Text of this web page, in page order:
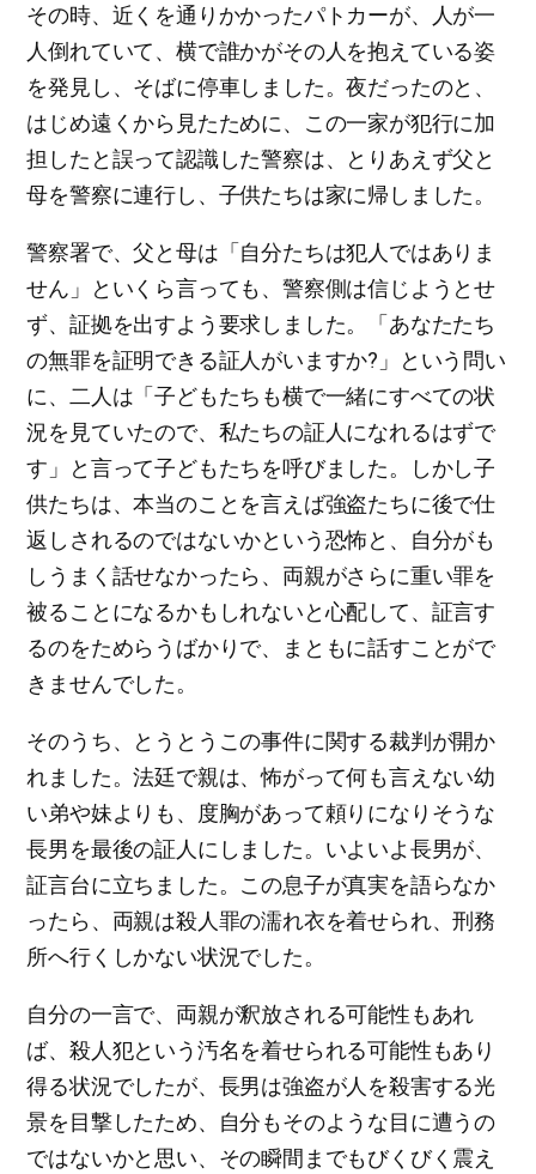
その時、近くを通りかかったパトカーが、人が一
人倒れていて、横で誰かがその人を抱えている姿
を発見し、そばに停車しました。夜だったのと、
はじめ遠くから見たために、この一家が犯行に加
担したと誤って認識した警察は、とりあえず父と
母を警察に連行し、子供たちは家に帰しました。
警察署で、父と母は「自分たちは犯人ではありま
せん」といくら言っても、警察側は信じようとせ
ず、証拠を出すよう要求しました。「あなたたち
の無罪を証明できる証人がいますか?」という問い
に、二人は「子どもたちも横で一緒にすべての状
況を見ていたので、私たちの証人になれるはずで
す」と言って子どもたちを呼びました。しかし子
供たちは、本当のことを言えば強盗たちに後で仕
返しされるのではないかという恐怖と、自分がも
しうまく話せなかったら、両親がさらに重い罪を
被ることになるかもしれないと心配して、証言す
るのをためらうばかりで、まともに話すことがで
きませんでした。
そのうち、とうとうこの事件に関する裁判が開か
れました。法廷で親は、怖がって何も言えない幼
い弟や妹よりも、度胸があって頼りになりそうな
長男を最後の証人にしました。いよいよ長男が、
証言台に立ちました。この息子が真実を語らなか
ったら、両親は殺人罪の濡れ衣を着せられ、刑務
所へ行くしかない状況でした。
自分の一言で、両親が釈放される可能性もあれ
ば、殺人犯という汚名を着せられる可能性もあり
得る状況でしたが、長男は強盗が人を殺害する光
景を目撃したため、自分もそのような目に遭うの
ではないかと思い、その瞬間までもびくびく震え